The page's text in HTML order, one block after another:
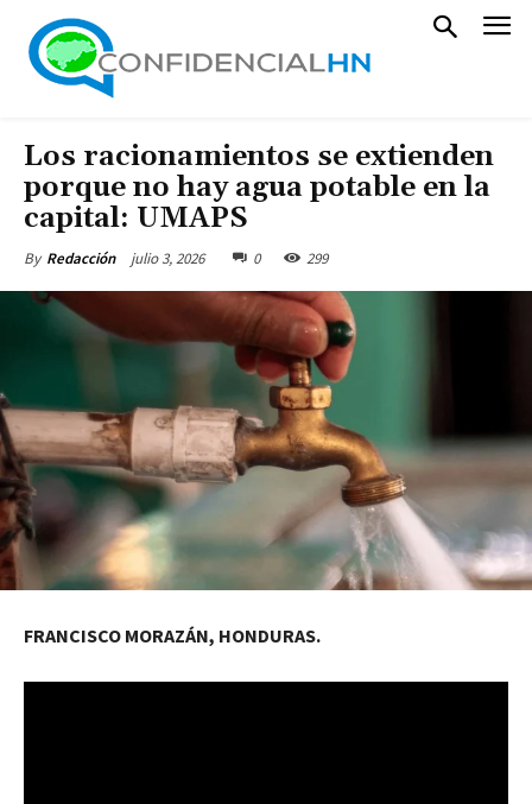
Los racionamientos se extienden
porque no hay agua potable en la
capital: UMAPS
By Redacción julio 3, 2026 0 299
FRANCISCO MORAZÁN, HONDURAS.